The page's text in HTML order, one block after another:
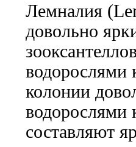
Лемналия
довольно
водорослями
колонии
водорослями
составляют